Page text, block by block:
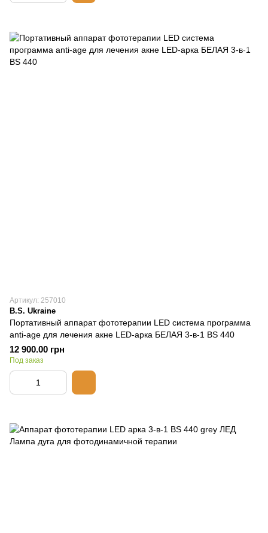
Артикул: 257010
B.S. Ukraine
Портативный аппарат фототерапии LED система программа
anti-age для лечения акне LED-арка БЕЛАЯ 3-в-1 BS 440
12 900.00 грн
Под заказ